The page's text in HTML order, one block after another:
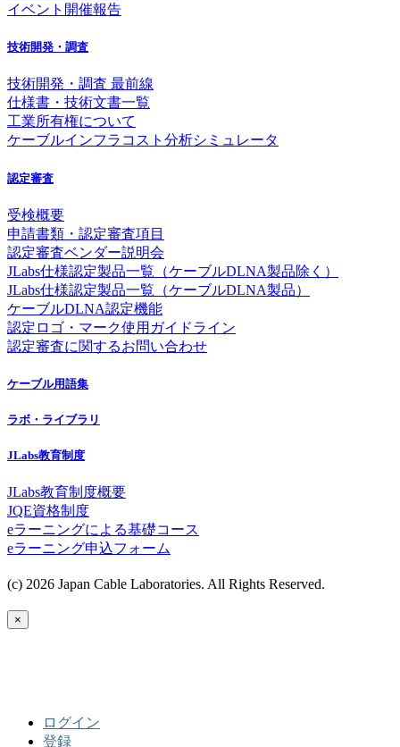
イベント開催報告
技術開発・調査
技術開発・調査 最前線
仕様書・技術文書一覧
工業所有権について
ケーブルインフラコスト分析シミュレータ
認定審査
受検概要
申請書類・認定審査項目
認定審査ベンダー説明会
JLabs仕様認定製品一覧（ケーブルDLNA製品除く）
JLabs仕様認定製品一覧（ケーブルDLNA製品）
ケーブルDLNA認定機能
認定ロゴ・マーク使用ガイドライン
認定審査に関するお問い合わせ
ケーブル用語集
ラボ・ライブラリ
JLabs教育制度
JLabs教育制度概要
JQE資格制度
eラーニングによる基礎コース
eラーニング申込フォーム
(c) 2026 Japan Cable Laboratories. All Rights Reserved.
×
ログイン
登録